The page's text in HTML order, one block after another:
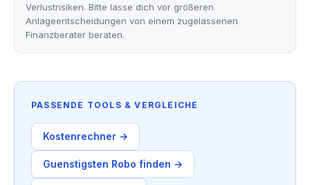
Verlustrisiken. Bitte lasse dich vor größeren
Anlageentscheidungen von einem zugelassenen
Finanzberater beraten.
PASSENDE TOOLS & VERGLEICHE
Kostenrechner →
Guenstigsten Robo finden →